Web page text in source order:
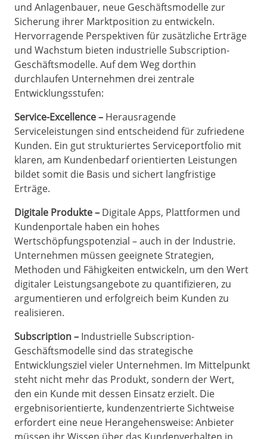
und Anlagenbauer, neue Geschäftsmodelle zur
Sicherung ihrer Marktposition zu entwickeln.
Hervorragende Perspektiven für zusätzliche Erträge
und Wachstum bieten industrielle Subscription-
Geschäftsmodelle. Auf dem Weg dorthin
durchlaufen Unternehmen drei zentrale
Entwicklungsstufen:
Service-Excellence – Herausragende
Serviceleistungen sind entscheidend für zufriedene
Kunden. Ein gut strukturiertes Serviceportfolio mit
klaren, am Kundenbedarf orientierten Leistungen
bildet somit die Basis und sichert langfristige
Erträge.
Digitale Produkte – Digitale Apps, Plattformen und
Kundenportale haben ein hohes
Wertschöpfungspotenzial – auch in der Industrie.
Unternehmen müssen geeignete Strategien,
Methoden und Fähigkeiten entwickeln, um den Wert
digitaler Leistungsangebote zu quantifizieren, zu
argumentieren und erfolgreich beim Kunden zu
realisieren.
Subscription – Industrielle Subscription-
Geschäftsmodelle sind das strategische
Entwicklungsziel vieler Unternehmen. Im Mittelpunkt
steht nicht mehr das Produkt, sondern der Wert,
den ein Kunde mit dessen Einsatz erzielt. Die
ergebnisorientierte, kundenzentrierte Sichtweise
erfordert eine neue Herangehensweise: Anbieter